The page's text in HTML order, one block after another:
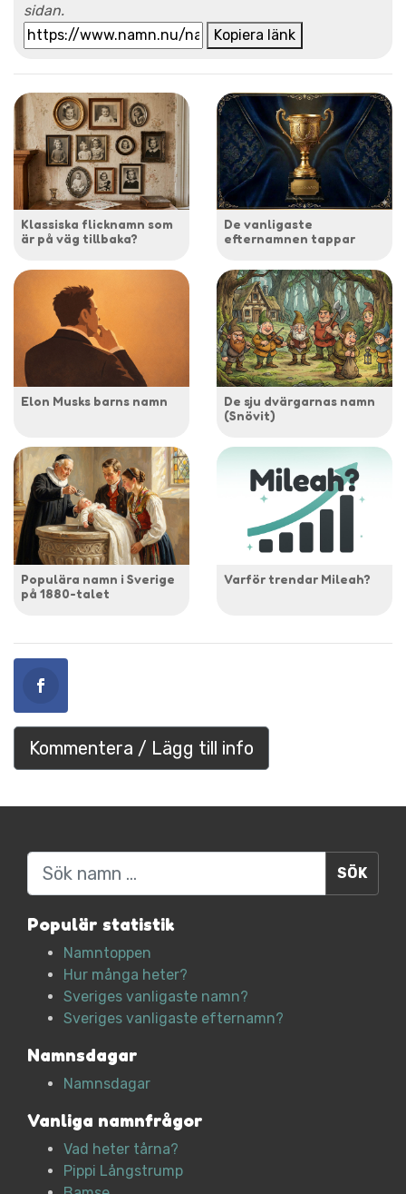
sidan.
Kopiera länk
Klassiska flicknamn som
är på väg tillbaka?
De vanligaste
efternamnen tappar
Elon Musks barns namn
De sju dvärgarnas namn
(Snövit)
Populära namn i Sverige
på 1880-talet
Varför trendar Mileah?
Kommentera / Lägg till info
Sök
Populär statistik
Namntoppen
Hur många heter?
Sveriges vanligaste namn?
Sveriges vanligaste efternamn?
Namnsdagar
Namnsdagar
Vanliga namnfrågor
Vad heter tårna?
Pippi Långstrump